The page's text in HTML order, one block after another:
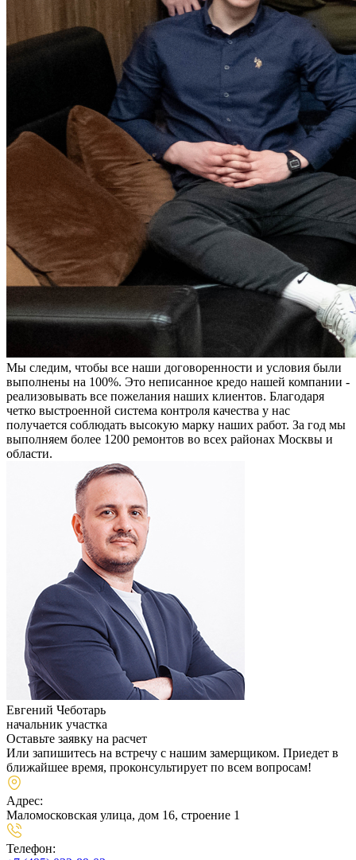
Мы следим, чтобы все наши договоренности и условия были
выполнены на 100%. Это неписанное кредо нашей компании -
реализовывать все пожелания наших клиентов. Благодаря
четко выстроенной система контроля качества у нас
получается соблюдать высокую марку наших работ. За год мы
выполняем более 1200 ремонтов во всех районах Москвы и
области.
Евгений Чеботарь
начальник участка
Оставьте заявку на расчет
Или запишитесь на встречу с нашим замерщиком. Приедет в
ближайшее время, проконсультирует по всем вопросам!
Адрес:
Маломосковская улица, дом 16, строение 1
Телефон: